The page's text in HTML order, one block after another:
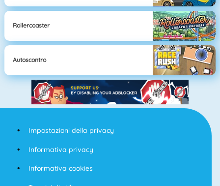
Rollercoaster
Autoscontro
Impostazioni della privacy
Informativa privacy
Informativa cookies